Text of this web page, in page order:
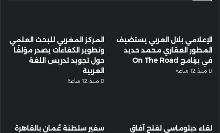
الإعلامي بلال العربي يستضيف
المطور العقاري محمد حديد
في برنامج On The Road
منذ 12 ساعة
المركز المغربي للبحث العلمي
وتطوير الكفاءات يصدر مؤلفًا
حول تجويد تدريس اللغة
العربية
منذ 12 ساعة
لقاء دبلوماسي لفتح آفاق
سفير سلطنة عُمان بالقاهرة